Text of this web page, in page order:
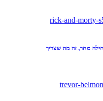
עונה 5 מתחילה מחר, זה מה שצריך